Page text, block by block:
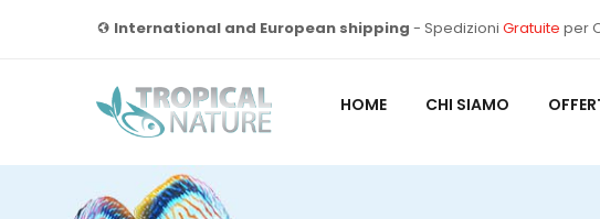
International and European shipping - Spedizioni Gratuite per
HOME CHI SIAMO